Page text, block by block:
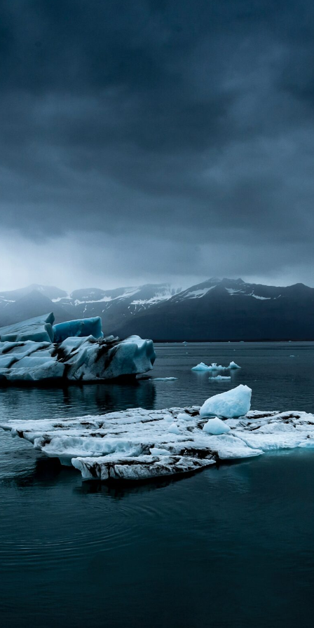
Сайт закрыт на
техобслуживание
Новостной портал RUS.IS - об Исландии на русском.
Обязательно зайдите позже!